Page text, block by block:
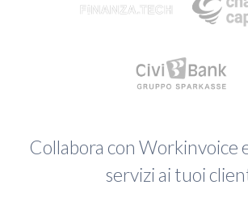
Collabora con Workinvoice
servizi ai tuoi